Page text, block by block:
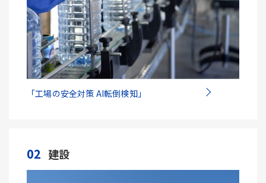
「工場の安全対策 AI転倒検知」
02 建設